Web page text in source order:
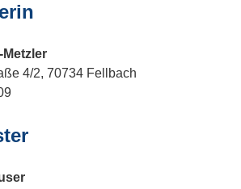
4/2, 70734 Fellbach